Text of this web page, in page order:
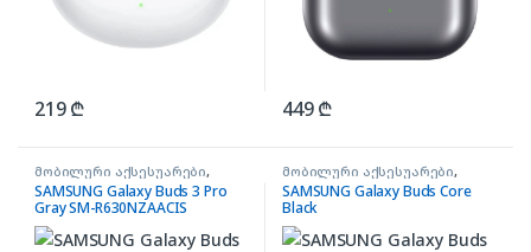
219₾ 449₾
მობილური აქსესუარები,
ყურსასმენები BUDS
SAMSUNG Galaxy Buds 3 Pro
Gray SM-R630NZAACIS
მობილური აქსესუარები,
ყურსასმენები BUDS
SAMSUNG Galaxy Buds Core
Black